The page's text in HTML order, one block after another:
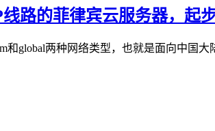
路的菲律宾云服务器，起
和global两种网络类型，也就是面向中国